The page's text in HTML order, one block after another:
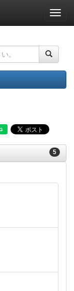
ナ
ビ
ー
ョ
ン
5